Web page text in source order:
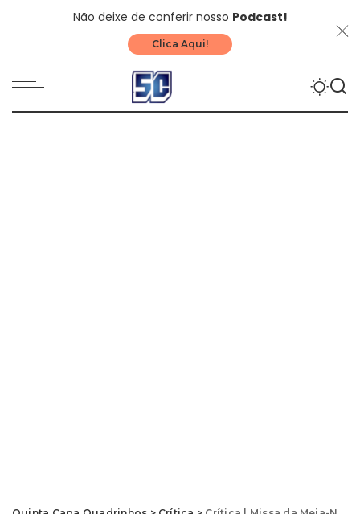
Não deixe de conferir nosso Podcast!
Clica Aqui!